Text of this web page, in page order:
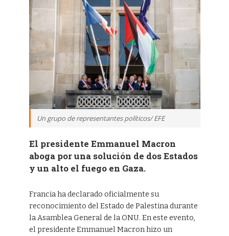
Un grupo de representantes políticos/ EFE
El presidente Emmanuel Macron
aboga por una solución de dos Estados
y un alto el fuego en Gaza.
Francia ha declarado oficialmente su
reconocimiento del Estado de Palestina durante
la Asamblea General de la ONU. En este evento,
el presidente Emmanuel Macron hizo un